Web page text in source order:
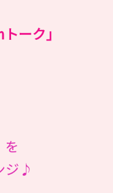
ーク｣
を
ジ♪